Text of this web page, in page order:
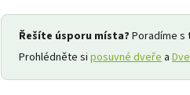
Řešíte úsporu místa? Poradíme s
Prohlédněte si posuvné dveře a